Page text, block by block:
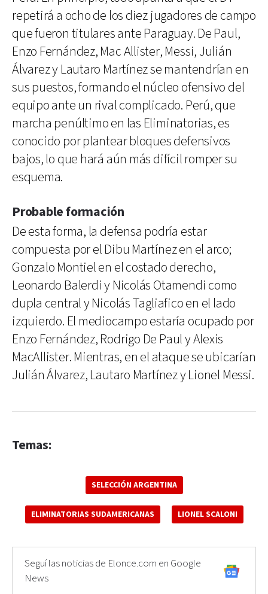
repetirá a ocho de los diez jugadores de campo
que fueron titulares ante Paraguay. De Paul,
Enzo Fernández, Mac Allister, Messi, Julián
Álvarez y Lautaro Martínez se mantendrían en
sus puestos, formando el núcleo ofensivo del
equipo ante un rival complicado. Perú, que
marcha penúltimo en las Eliminatorias, es
conocido por plantear bloques defensivos
bajos, lo que hará aún más difícil romper su
esquema.
Probable formación
De esta forma, la defensa podría estar
compuesta por el Dibu Martínez en el arco;
Gonzalo Montiel en el costado derecho,
Leonardo Balerdi y Nicolás Otamendi como
dupla central y Nicolás Tagliafico en el lado
izquierdo. El mediocampo estaría ocupado por
Enzo Fernández, Rodrigo De Paul y Alexis
MacAllister. Mientras, en el ataque se ubicarían
Julián Álvarez, Lautaro Martínez y Lionel Messi.
Temas:
SELECCIÓN ARGENTINA
ELIMINATORIAS SUDAMERICANAS LIONEL SCALONI
Seguí las noticias de Elonce.com en Google
News